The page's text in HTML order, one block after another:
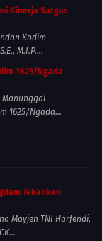
Kinerja Satgas
Kodim
M.I.P....
1625/Ngada
Manunggal
1625/Ngada...
Tekankan
Mayjen TNI Harfendi,